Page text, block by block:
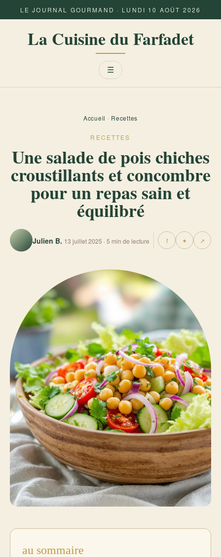
LE JOURNAL GOURMAND · LUNDI 10 AOÛT 2026
La Cuisine du Farfadet
Menu
☰
Accueil · Recettes
RECETTES
Une salade de pois chiches
croustillants et concombre
pour un repas sain et
équilibré
Julien B. 13 juillet 2025 · 5 min de lecture f ✦ ↗
au sommaire